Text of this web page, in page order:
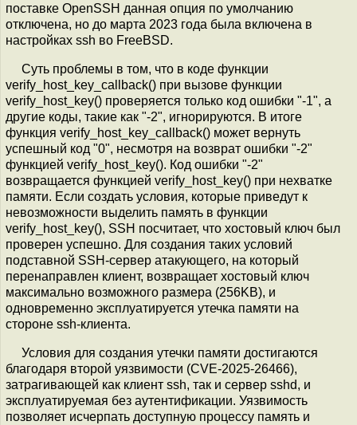
поставке OpenSSH данная опция по умолчанию
отключена, но до марта 2023 года была включена в
настройках ssh во FreeBSD.
Суть проблемы в том, что в коде функции
verify_host_key_callback() при вызове функции
verify_host_key() проверяется только код ошибки "-1", а
другие коды, такие как "-2", игнорируются. В итоге
функция verify_host_key_callback() может вернуть
успешный код "0", несмотря на возврат ошибки "-2"
функцией verify_host_key(). Код ошибки "-2"
возвращается функцией verify_host_key() при нехватке
памяти. Если создать условия, которые приведут к
невозможности выделить память в функции
verify_host_key(), SSH посчитает, что хостовый ключ был
проверен успешно. Для создания таких условий
подставной SSH-сервер атакующего, на который
перенаправлен клиент, возвращает хостовый ключ
максимально возможного размера (256KB), и
одновременно эксплуатируется утечка памяти на
стороне ssh-клиента.
Условия для создания утечки памяти достигаются
благодаря второй уязвимости (CVE-2025-26466),
затрагивающей как клиент ssh, так и сервер sshd, и
эксплуатируемая без аутентификации. Уязвимость
позволяет исчерпать доступную процессу память и